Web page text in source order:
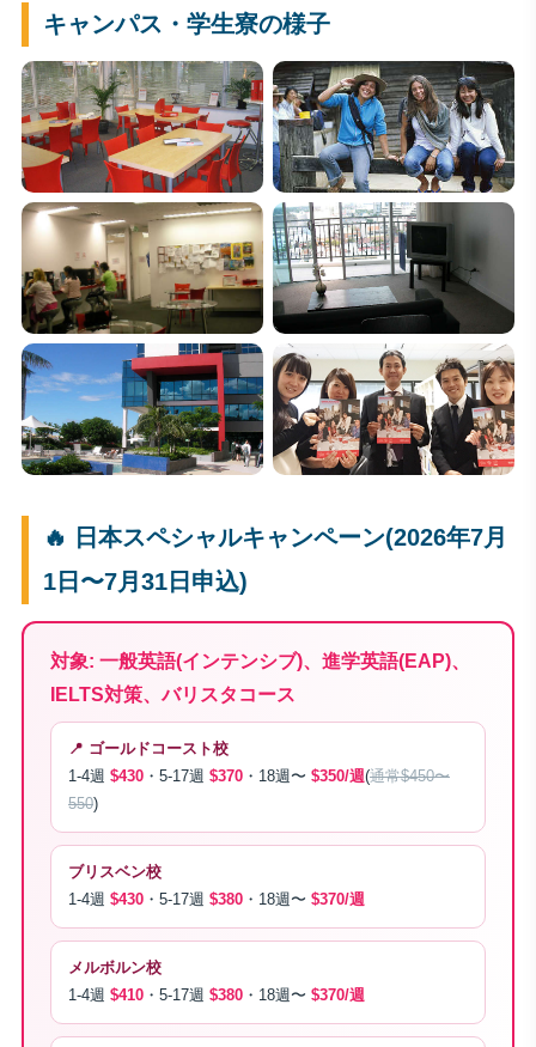
キャンパス・学生寮の様子
🔥 日本スペシャルキャンペーン(2026年7月
1日〜7月31日申込)
対象: 一般英語(インテンシブ)、進学英語(EAP)、
IELTS対策、バリスタコース
📍 ゴールドコースト校
1-4週 $430 ・5-17週 $370 ・18週〜 $350/週(通常$450〜
550)
ブリスベン校
1-4週 $430 ・5-17週 $380 ・18週〜 $370/週
メルボルン校
1-4週 $410 ・5-17週 $380 ・18週〜 $370/週